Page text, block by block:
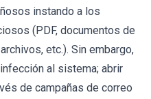
instando a los
(PDF, documentos de
etc.). Sin embargo,
al sistema; abrir
de campañas de correo